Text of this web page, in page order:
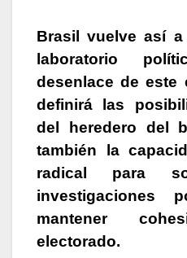
Brasil vuelve así
laboratorio
desenlace de este
definirá las
del heredero del
también la
radical para
investigaciones
mantener
electorado.